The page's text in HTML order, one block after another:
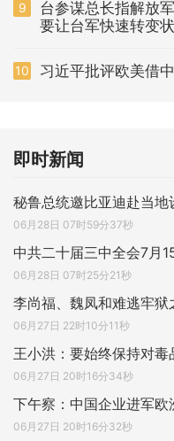
9
台参谋总长指解放
要让台军快速转变
10 习近平批评欧美借
即时新闻
秘鲁总统邀比亚迪赴当地
06月28日 07时59分37秒
中共二十届三中全会7月
06月28日 07时25分21秒
李尚福、魏凤和难逃牢狱
06月27日 22时10分11秒
王小洪：要始终保持对
06月27日 20时16分34秒
下午察：中国企业进军欧
06月27日 20时16分32秒